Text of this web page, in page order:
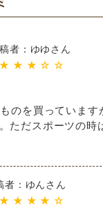
者：ゆゆさん
★★★☆☆
のを買っていま
ただスポーツの
者：ゆんさん
★★★★☆